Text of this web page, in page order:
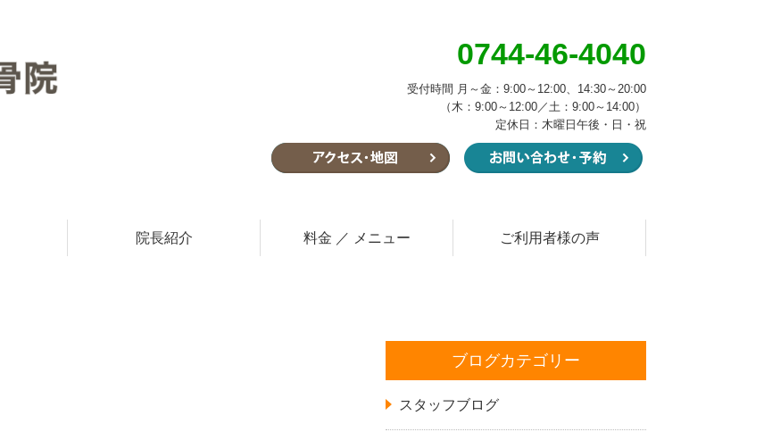
0744-46-4040
受付時間 月～金：9:00～12:00、14:30～20:00
（木：9:00～12:00／土：9:00～14:00）
定休日：木曜日午後・日・祝
院長紹介 料金 ／ メニュー ご利用者様の声
ブログカテゴリー
スタッフブログ